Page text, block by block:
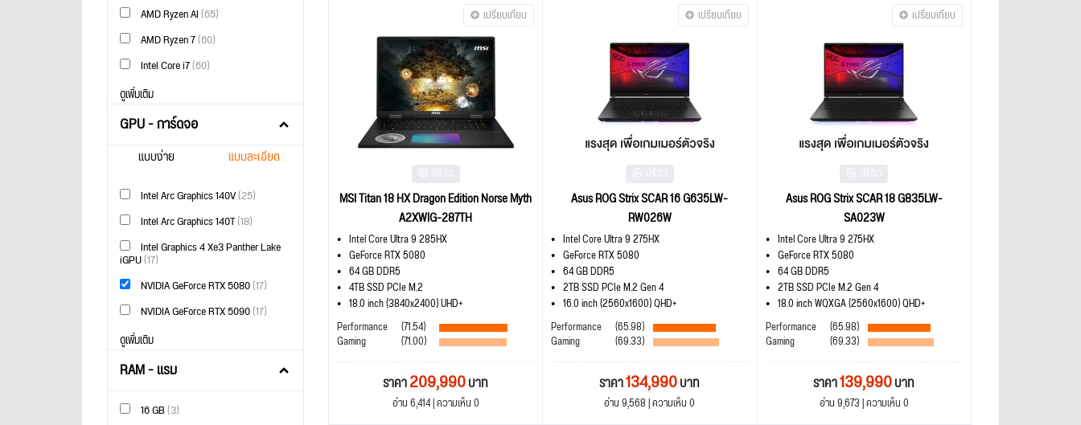
AMD Ryzen AI(65)
AMD Ryzen 7(60)
Intel Core i7(60)
ดูเพิ่มเติม
GPU - การ์ดจอ
แบบง่าย แบบละเอียด
Intel Arc Graphics 140V(25)
Intel Arc Graphics 140T(18)
Intel Graphics 4 Xe3 Panther Lake
iGPU(17)
NVIDIA GeForce RTX 5080(17)
NVIDIA GeForce RTX 5090(17)
ดูเพิ่มเติม
RAM - แรม
16 GB(3)
เปรียบเทียบ
MSI Titan 18 HX Dragon Edition Norse Myth
A2XWIG-287TH
Intel Core Ultra 9 285HX
GeForce RTX 5080
64 GB DDR5
4TB SSD PCIe M.2
18.0 inch (3840x2400) UHD+
Performance
(71.54)
Gaming (71.00)
ราคา209,990บาท
อ่าน 6,414 | ความเห็น 0
เปรียบเทียบ
Asus ROG Strix SCAR 16 G635LW-
RW026W
Intel Core Ultra 9 275HX
GeForce RTX 5080
64 GB DDR5
2TB SSD PCIe M.2 Gen 4
16.0 inch (2560x1600) QHD+
Performance
(65.98)
Gaming (69.33)
ราคา134,990บาท
อ่าน 9,568 | ความเห็น 0
เปรียบเทียบ
Asus ROG Strix SCAR 18 G835LW-
SA023W
Intel Core Ultra 9 275HX
GeForce RTX 5080
64 GB DDR5
2TB SSD PCIe M.2 Gen 4
18.0 inch WQXGA (2560x1600) QHD+
Performance
(65.98)
Gaming (69.33)
ราคา139,990บาท
อ่าน 9,673 | ความเห็น 0